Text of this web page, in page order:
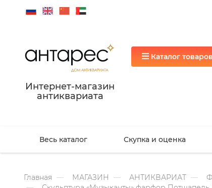
Интернет-магазин
антиквариата
Каталог товаров
Весь каталог Скупка и оценка
Главная МАГАЗИН АНТИКВАРИАТ